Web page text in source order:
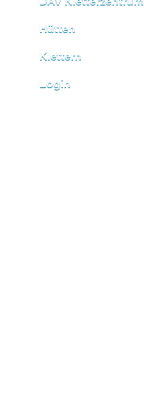
Hütten
Klettern
Login